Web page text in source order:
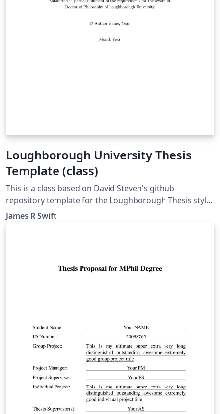
Loughborough University Thesis
Template (class)
This is a class based on David Steven's github
repository template for the Loughborough Thesis style,
updated and slimmed down.
James R Swift